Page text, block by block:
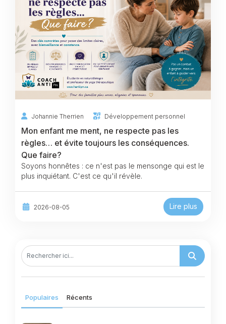
Johannie Therrien Développement personnel
Mon enfant me ment, ne respecte pas les
règles… et évite toujours les conséquences.
Que faire?
Soyons honnêtes : ce n'est pas le mensonge qui est le
plus inquiétant. C'est ce qu'il révèle.
2026-08-05 Lire plus
Populaires Récents